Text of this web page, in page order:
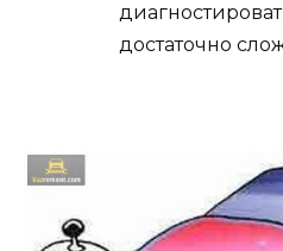
достаточно